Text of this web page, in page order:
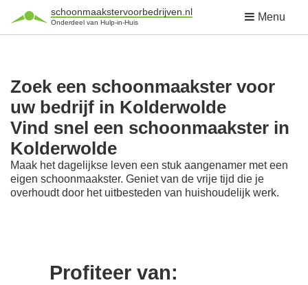
schoonmaakstervoorbedrijven.nl
Onderdeel van Hulp-in-Huis Menu
Zoek een schoonmaakster voor
uw bedrijf in Kolderwolde
Vind snel een schoonmaakster in
Kolderwolde
Maak het dagelijkse leven een stuk aangenamer met een
eigen schoonmaakster. Geniet van de vrije tijd die je
overhoudt door het uitbesteden van huishoudelijk werk.
Profiteer van: